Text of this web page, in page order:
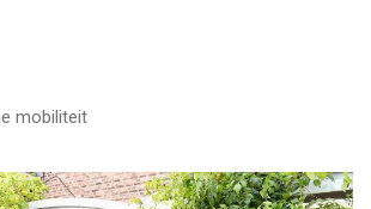
mobiliteit